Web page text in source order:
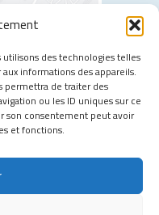
des technologies telles
informations des appareils.
permettra de traiter des
ou les ID uniques sur ce
son consentement peut avoir
et fonctions.
Vitry-sur-Seine
:
Vert
Aragon
Vert